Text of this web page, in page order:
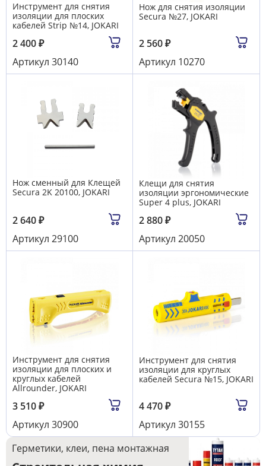
Инструмент для снятия
изоляции для плоских
кабелей Strip №14, JOKARI
2 400₽
Артикул 30140
Нож для снятия изоляции
Secura №27, JOKARI
2 560₽
Артикул 10270
Нож сменный для Клещей
Secura 2K 20100, JOKARI
2 640₽
Артикул 29100
Клещи для снятия
изоляции эргономические
Super 4 plus, JOKARI
2 880₽
Артикул 20050
Инструмент для снятия
изоляции для плоских и
круглых кабелей
Allrounder, JOKARI
3 510₽
Артикул 30900
Инструмент для снятия
изоляции для круглых
кабелей Secura №15, JOKARI
4 470₽
Артикул 30155
Герметики, клеи, пена монтажная